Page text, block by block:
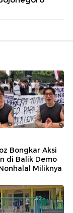
Bongkar Aksi
di Balik Demo
Miliknya